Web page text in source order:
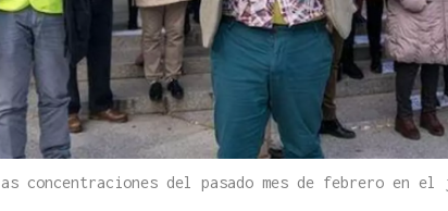
concentraciones del pasado mes de febrero en el